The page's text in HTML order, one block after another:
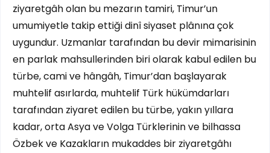
ziyaretgâh olan bu mezarın tamiri, Timur’un
umumiyetle takip ettiği dinî siyaset plânına çok
uygundur. Uzmanlar tarafından bu devir mimarisinin
en parlak mahsullerinden biri olarak kabul edilen bu
türbe, cami ve hângâh, Timur’dan başlayarak
muhtelif asırlarda, muhtelif Türk hükümdarları
tarafından ziyaret edilen bu türbe, yakın yıllara
kadar, orta Asya ve Volga Türklerinin ve bilhassa
Özbek ve Kazakların mukaddes bir ziyaretgâhı